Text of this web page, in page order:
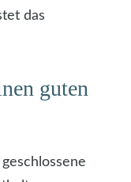
das
guten